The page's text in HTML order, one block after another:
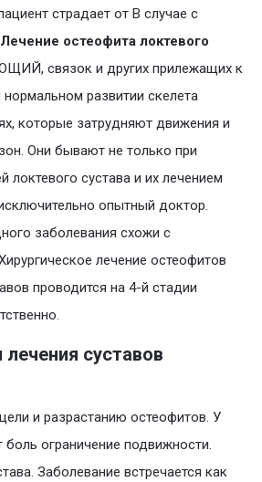
страдает от В случае с
Лечение остеофита локтевого
связок и других прилежащих к
нормальном развитии скелета
которые затрудняют движения и
Они бывают не только при
локтевого сустава и их лечением
опытный доктор.
заболевания схожи с
лечение остеофитов
проводится на 4-й стадии
суставов
и разрастанию остеофитов. У
боль ограничение подвижности.
Заболевание встречается как